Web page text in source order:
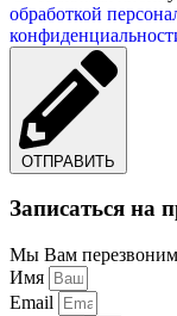
обработкой
ОТПРАВИТЬ
Записаться на
Мы Вам перезвоним
Имя
Email